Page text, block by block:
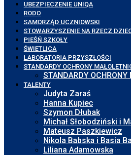
UBEZPIECZENIE UNIQA
RODO
SAMORZĄD UCZNIOWSKI
STOWARZYSZENIE NA RZECZ
PIEŚŃ SZKOŁY
ŚWIETLICA
LABORATORIA PRZYSZŁOŚCI
STANDARDY OCHRONY
STANDARDY
TALENTY
Judyta Zaraś
Hanna Kupiec
Szymon Dłubak
Michał Słobodziński i
Mateusz Paszkiewicz
Nikola Babska i Basia
Liliana Adamowska